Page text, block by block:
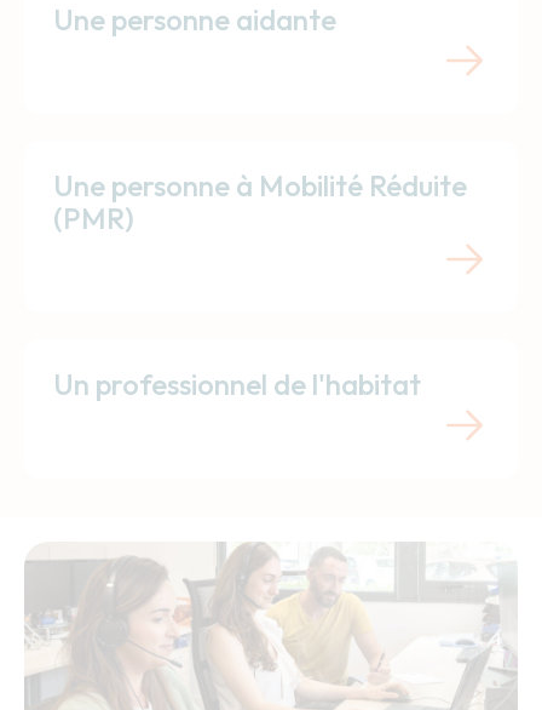
Une personne aidante
Une personne à Mobilité Réduite
(PMR)
Un professionnel de l'habitat